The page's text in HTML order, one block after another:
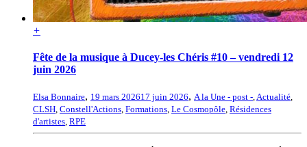
+
Fête de la musique à Ducey-les Chéris #10 – vendredi 12
juin 2026
Elsa Bonnaire, 19 mars 202617 juin 2026, A la Une - post -,Actualité,
CLSH, Constell'Actions, Formations, Le Cosmopôle, Résidences
d'artistes, RPE